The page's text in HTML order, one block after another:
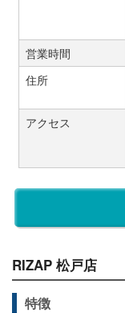
営業時間
住所
アクセス
RIZAP 松戸店
特徴